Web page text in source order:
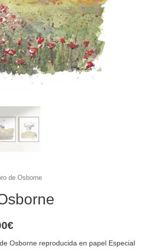
de Osborne
€
Osborne reproducida en papel Especial